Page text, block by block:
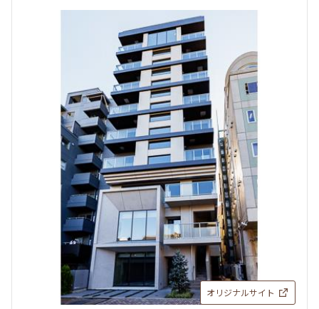
オリジナルサイト